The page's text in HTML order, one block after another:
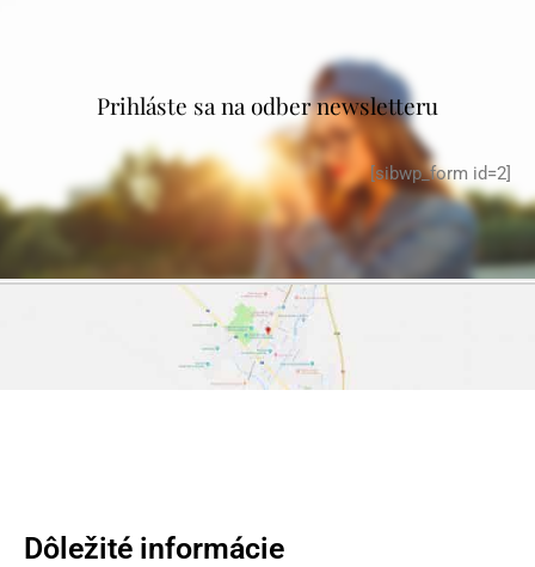
Prihláste sa na odber newsletteru
[sibwp_form id=2]
Dôležité informácie